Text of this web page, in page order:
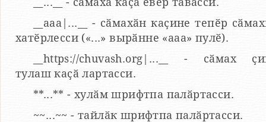
__aaa|...__ - сӑмахӑн каҫине тепӗр
хатӗрлесси («...» вырӑнне «ааа» пулӗ).
__https://chuvash.org|...__ - сӑмах
тулаш каҫӑ лартасси.
**...** - хулӑм шрифтпа палӑртасси.
~~...~~ - тайлӑк шрифтпа палӑртасси.